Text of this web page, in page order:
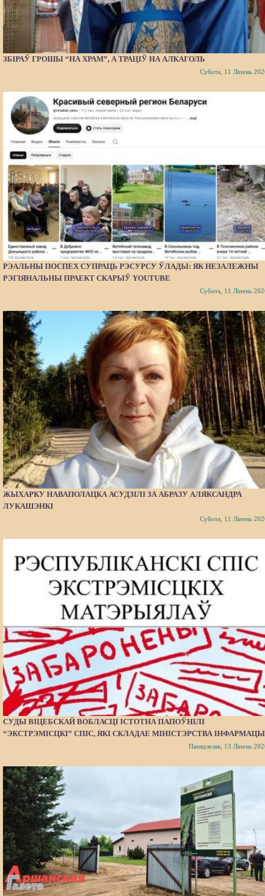
ЗБІРАЎ ГРОШЫ “НА ХРАМ”, А ТРАЦІЎ НА АЛКАГОЛЬ
Субота, 11 Ліпень
РЭАЛЬНЫ ПОСПЕХ СУПРАЦЬ РЭСУРСУ ЎЛАДЫ: ЯК НЕЗАЛЕЖНЫ
РЭГІЯНАЛЬНЫ ПРАЕКТ СКАРЫЎ YOUTUBE
Субота, 11 Ліпень
ЖЫХАРКУ НАВАПОЛАЦКА АСУДЗІЛІ ЗА АБРАЗУ АЛЯКСАНДРА
ЛУКАШЭНКІ
Субота, 11 Ліпень
СУДЫ ВІЦЕБСКАЙ ВОБЛАСЦІ ІСТОТНА ПАПОЎНІЛІ
“ЭКСТРЭМІСЦКІ” СПІС, ЯКІ СКЛАДАЕ МІНІСТЭРСТВА
Панядзелак, 13 Ліпень